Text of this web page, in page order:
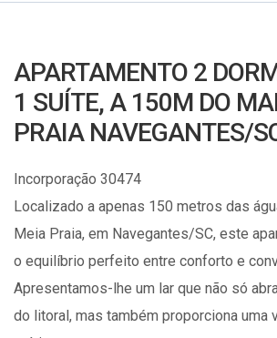
APARTAMENTO 2
1 SUÍTE, A 150M DO
PRAIA NAVEGANTES/
Incorporação 30474
Localizado a apenas 150 metros das
Meia Praia, em Navegantes/SC, este
o equilíbrio perfeito entre conforto e
Apresentamos-lhe um lar que não só
do litoral, mas também proporciona uma